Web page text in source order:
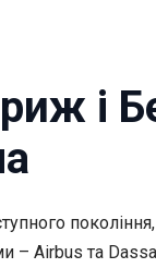
і
Airbus та